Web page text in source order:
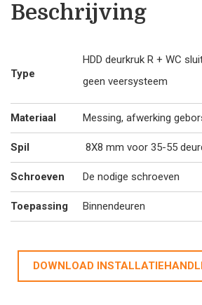
Beschrijving
Type
HDD deurkruk R + WC
geen veersysteem
Materiaal Messing, afwerking
Spil 8X8 mm voor 35-55
Schroeven De nodige schroeven
Toepassing Binnendeuren
DOWNLOAD